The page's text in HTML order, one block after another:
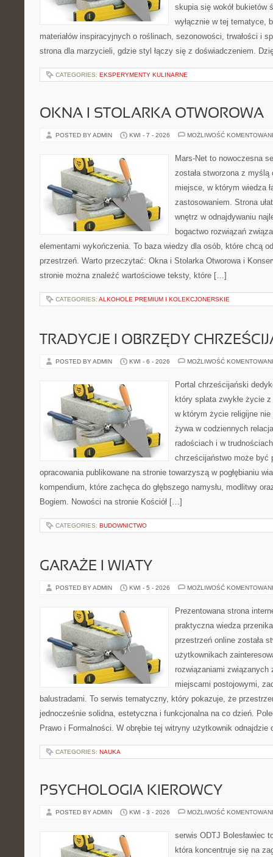
skupia się wokół bukietów
wyłącznie w tej tematyce,
materiałów inspiracyjnych o roślinach, sezonowości, trwałości i
strona dla marzycieli, gdzie styl łączy się z doświadczeniem.
CATEGORIES: EKSPERYMENTY KULINARNE
OKNA I STOLARKA OTWOROWA
POSTED BY ADMIN KWI - 7 - 2026 MOŻLIWOŚĆ
Mars-Net to nowoczesna
została stworzona z
miejsce, w którym wiedza
zastosowaniem. Strona
wnętrz w odnajdywaniu
bogactwo rozwiązań
elementami wykończenia. To baza wiedzy dla osób, które chcą
przestrzeń. Warto przeczytać: Okna i Stolarka Otworowa i
stronie można znaleźć wartościowe teksty, które […]
CATEGORIES: ALKOHOLE PREMIUM I KOLEKCJONERSKIE
TRADYCJE I OBRZĘDY
POSTED BY ADMIN KWI - 6 - 2026 MOŻLIWOŚĆ
Portal chrześcijański
który splata zwykłe życie
w którym życie religijne
żywa w codziennych
radościach i w
chrześcijaństwo może być
opracowania publikowane na stronie towarzyszą w pogłębianiu
kompendium, które zachęca do głębszego namysłu, modlitwy
Bogiem. Nowości na stronie Kościół […]
CATEGORIES: BUDOWNICTWO
GARAŻE I WIATY
POSTED BY ADMIN KWI - 5 - 2026 MOŻLIWOŚĆ
Prezentowana strona
praktyczna wiedza
przestrzeń online została
użytkownikach
rozwiązaniami związanych
miejscami postojowymi,
balustradami. To serwis tematyczny, który pokazuje, że
jednocześnie solidna, estetyczna i funkcjonalna na co dzień.
Prawo i Formalności. W obrębie tej witryny użytkownik
CATEGORIES: NAUKA
PSYCHOLOGIA KIEROWCY
POSTED BY ADMIN KWI - 3 - 2026 MOŻLIWOŚĆ
serwis ODTJ Bolesławiec
która koncentruje się na